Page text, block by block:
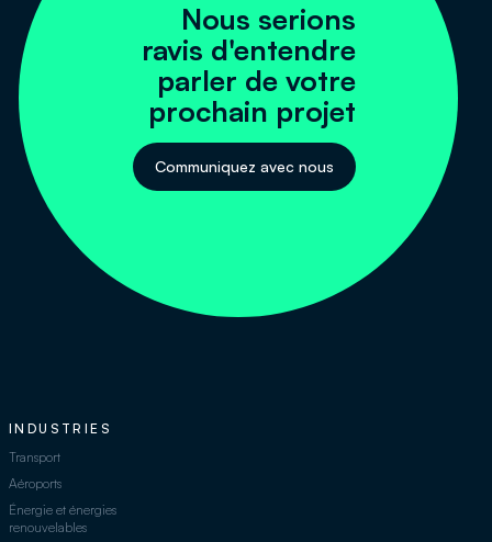
Nous serions
ravis d'entendre
parler de votre
prochain projet
Communiquez avec nous
INDUSTRIES
Transport
Aéroports
Énergie et énergies
renouvelables